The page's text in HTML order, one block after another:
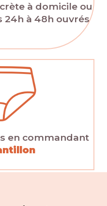
à domicile ou
24h à 48h ouvrés
en commandant